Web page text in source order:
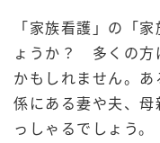
「家族看護」の「
ょうか？ 多くの方
かもしれません。
係にある妻や夫、
っしゃるでしょう。